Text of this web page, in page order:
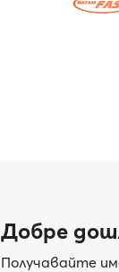
Добре
Получавайте